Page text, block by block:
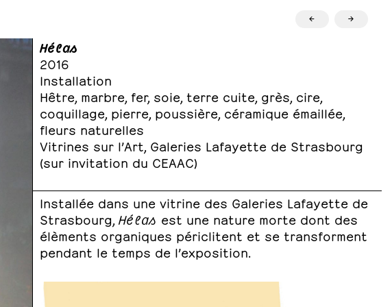
← →
Hélas
2016
Installation
Hêtre, marbre, fer, soie, terre cuite, grès, cire,
coquillage, pierre, poussière, céramique émaillée,
fleurs naturelles
Vitrines sur l’Art, Galeries Lafayette de Strasbourg
(sur invitation du CEAAC)
Installée dans une vitrine des Galeries Lafayette de
Strasbourg, Hélas est une nature morte dont des
élèments organiques périclitent et se transforment
pendant le temps de l’exposition.